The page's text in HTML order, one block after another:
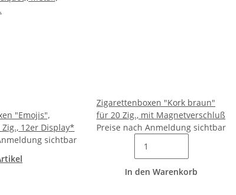
"Emojis",
12er Display*
sichtbar
Zigarettenboxen "Kork braun"
für 20 Zig., mit Magnetverschluß
Preise nach Anmeldung sichtbar
In den Warenkorb